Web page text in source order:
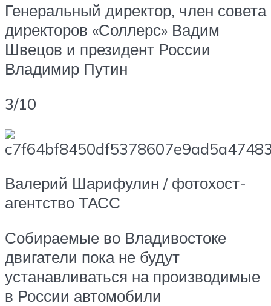
Генеральный директор, член совета
директоров «Соллерс» Вадим
Швецов и президент России
Владимир Путин
3/10
Валерий Шарифулин / фотохост-
агентство ТАСС
Собираемые во Владивостоке
двигатели пока не будут
устанавливаться на производимые
в России автомобили